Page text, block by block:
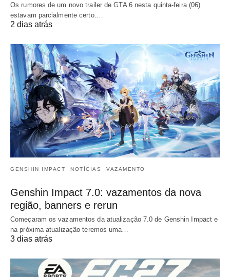
Os rumores de um novo trailer de GTA 6 nesta quinta-feira (06)
estavam parcialmente certo.…
2 dias atrás
GENSHIN IMPACT NOTÍCIAS VAZAMENTO
Genshin Impact 7.0: vazamentos da nova
região, banners e rerun
Começaram os vazamentos da atualização 7.0 de Genshin Impact e
na próxima atualização teremos uma…
3 dias atrás